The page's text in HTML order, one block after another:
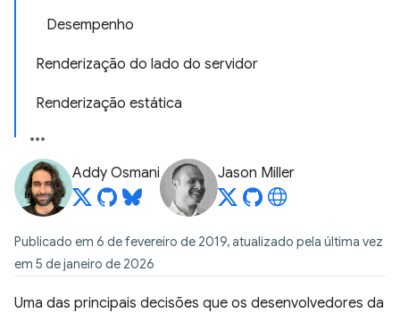
Desempenho
Renderização do lado do servidor
Renderização estática
Addy Osmani Jason Miller
Publicado em 6 de fevereiro de 2019, atualizado pela última vez
em 5 de janeiro de 2026
Uma das principais decisões que os desenvolvedores da